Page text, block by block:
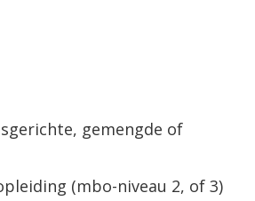
plan je ook het werk
de opleiding besteedt dus ook
opleiding aangeboden.
gemengde of
(mbo-niveau 2, of 3)